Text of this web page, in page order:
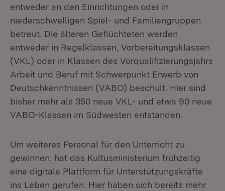
entweder an den Einrichtungen oder in
niederschwelligen Spiel- und Familiengruppen
betreut. Die älteren Geflüchteten werden
entweder in Regelklassen, Vorbereitungsklassen
(VKL) oder in Klassen des Vorqualifizierungsjahrs
Arbeit und Beruf mit Schwerpunkt Erwerb von
Deutschkenntnissen (VABO) beschult. Hier sind
bisher mehr als 350 neue VKL- und etwa 90 neue
VABO-Klassen im Südwesten entstanden.
Um weiteres Personal für den Unterricht zu
gewinnen, hat das Kultusministerium frühzeitig
eine digitale Plattform für Unterstützungskräfte
ins Leben gerufen. Hier haben sich bereits mehr